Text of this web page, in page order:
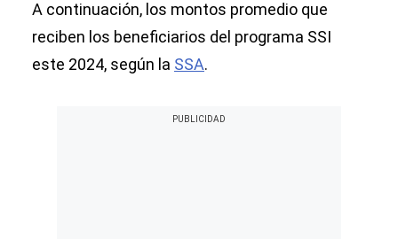
A continuación, los montos promedio que
reciben los beneficiarios del programa SSI
este 2024, según la SSA.